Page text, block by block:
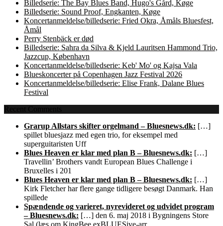
Billedserie: The Bay Blues Band, Hugo's Gård, Køge
Billedserie: Sound Proof, Engkanten, Køge
Koncertanmeldelse/billedserie: Fried Okra, Åmåls Bluesfest,
Åmål
Perry Stenbäck er død
Billedserie: Sahra da Silva & Kjeld Lauritsen Hammond Trio,
Jazzcup, København
Koncertanmeldelse/billedserie: Keb' Mo' og Kajsa Vala
Blueskoncerter på Copenhagen Jazz Festival 2026
Koncertanmeldelse/billedserie: Elise Frank, Dalane Blues
Festival
Recent Comments
Grarup Allstars skifter orgelmand – Bluesnews.dk: […]
spillet bluesjazz med egen trio, for eksempel med
superguitaristen Uff
Blues Heaven er klar med plan B – Bluesnews.dk: […]
Travellin’ Brothers vandt European Blues Challenge i
Bruxelles i 201
Blues Heaven er klar med plan B – Bluesnews.dk: […]
Kirk Fletcher har flere gange tidligere besøgt Danmark. Han
spillede
Spændende og varieret, nyrevideret og udvidet program
– Bluesnews.dk: […] den 6. maj 2018 i Bygningens Store
Sal (læs om KingBee exBLUESive-arr